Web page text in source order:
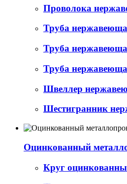
Проволока
Труба
Труба
Труба
Швеллер
Шестигранник
Оцинкованный
Круг